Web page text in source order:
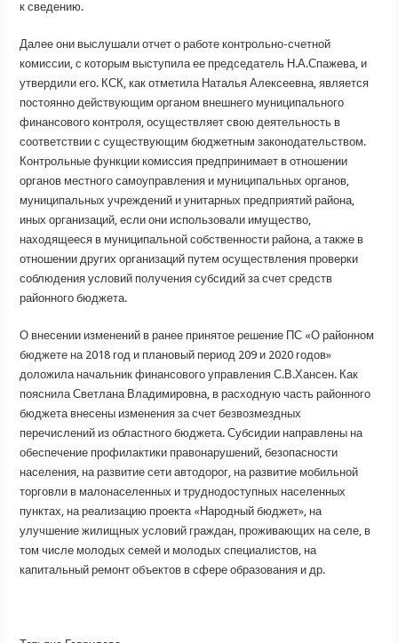
к сведению.
Далее они выслушали отчет о работе контрольно-счетной
комиссии, с которым выступила ее председатель Н.А.Спажева, и
утвердили его. КСК, как отметила Наталья Алексеевна, является
постоянно действующим органом внешнего муниципального
финансового контроля, осуществляет свою деятельность в
соответствии с существующим бюджетным законодательством.
Контрольные функции комиссия предпринимает в отношении
органов местного самоуправления и муниципальных органов,
муниципальных учреждений и унитарных предприятий района,
иных организаций, если они использовали имущество,
находящееся в муниципальной собственности района, а также в
отношении других организаций путем осуществления проверки
соблюдения условий получения субсидий за счет средств
районного бюджета.
О внесении изменений в ранее принятое решение ПС «О районном
бюджете на 2018 год и плановый период 209 и 2020 годов»
доложила начальник финансового управления С.В.Хансен. Как
пояснила Светлана Владимировна, в расходную часть районного
бюджета внесены изменения за счет безвозмездных
перечислений из областного бюджета. Субсидии направлены на
обеспечение профилактики правонарушений, безопасности
населения, на развитие сети автодорог, на развитие мобильной
торговли в малонаселенных и труднодоступных населенных
пунктах, на реализацию проекта «Народный бюджет», на
улучшение жилищных условий граждан, проживающих на селе, в
том числе молодых семей и молодых специалистов, на
капитальный ремонт объектов в сфере образования и др.